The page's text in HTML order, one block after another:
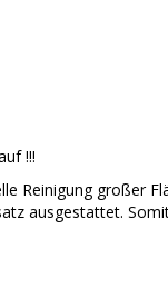
!!!
Reinigung großer
ausgestattet.